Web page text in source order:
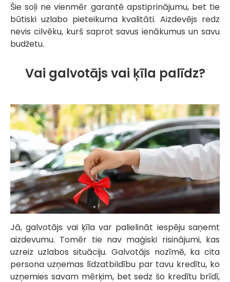
Šie soļi ne vienmēr garantē apstiprinājumu, bet tie
būtiski uzlabo pieteikuma kvalitāti. Aizdevējs redz
nevis cilvēku, kurš saprot savus ienākumus un savu
budžetu.
Vai galvotājs vai ķīla palīdz?
Jā, galvotājs vai ķīla var palielināt iespēju saņemt
aizdevumu. Tomēr tie nav maģiski risinājumi, kas
uzreiz uzlabos situāciju. Galvotājs nozīmē, ka cita
persona uzņemas līdzatbildību par tavu kredītu, ko
uzņemies savam mērķim, bet sedz šo kredītu brīdī,